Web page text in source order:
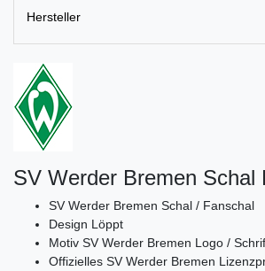
Hersteller
SV Werder Bremen Schal
SV Werder Bremen Schal / Fanschal
Design Löppt
Motiv SV Werder Bremen Logo /
Offizielles SV Werder Bremen